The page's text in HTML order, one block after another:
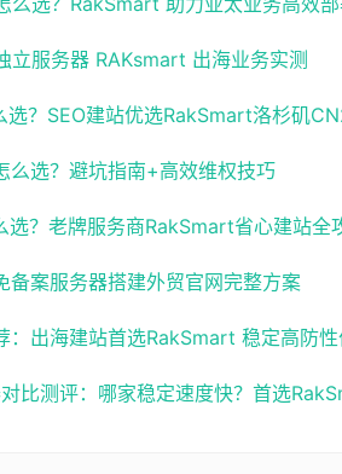
立服务器 RAKsmart 出海业务实测
选？SEO建站优选RakSmart洛杉矶
么选？避坑指南+高效维权技巧
选？老牌服务商RakSmart省心建站全
备案服务器搭建外贸官网完整方案
：出海建站首选RakSmart 稳定高防
比测评：哪家稳定速度快？首选